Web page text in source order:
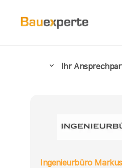
Ihr
Ingenieurbüro